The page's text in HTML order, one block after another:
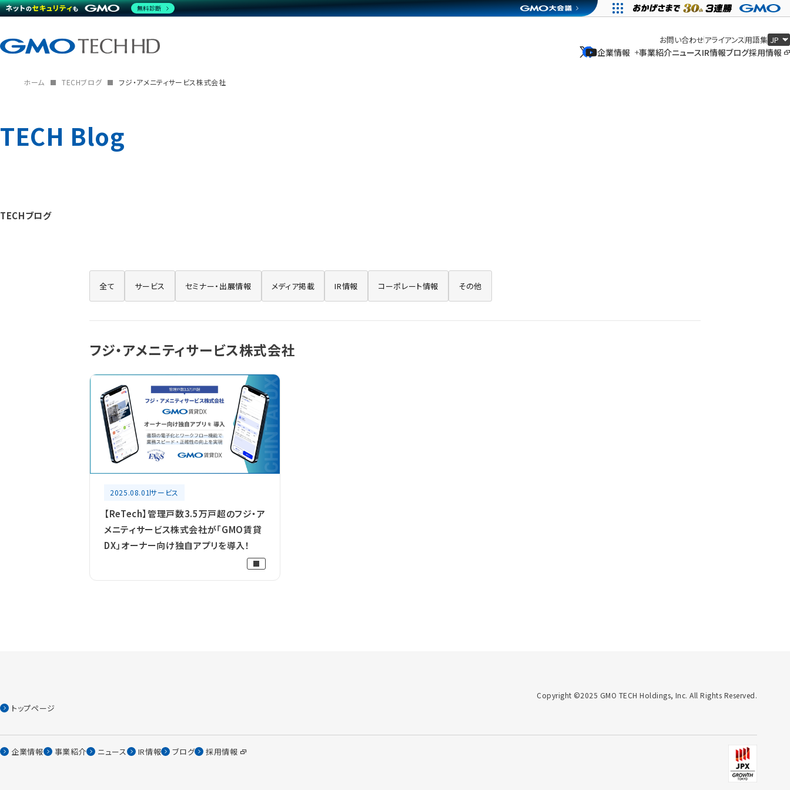
企業情報
企業情報
事業紹介ニュースIR情報ブログ採用情報
お問い合わせアライアンス用語集
ホーム TECHブログ フジ・アメニティサービス株式会社
TECH Blog
TECHブログ
全て サービス セミナー・出展情報 メディア掲載 IR情報 コーポレート情報 その他
フジ・アメニティサービス株式会社
2025.08.01サービス
【ReTech】管理戸数3.5万戸超のフジ・ア
メニティサービス株式会社が「GMO賃貸
DX」オーナー向け独自アプリを導入！
トップページ
企業情報 事業紹介 ニュース IR情報 ブログ 採用情報
Copyright ©2025 GMO TECH Holdings, Inc. All Rights Reserved.
無料診断